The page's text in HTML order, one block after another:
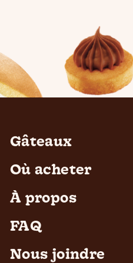
Gâteaux
Où acheter
À propos
FAQ
Nous joindre